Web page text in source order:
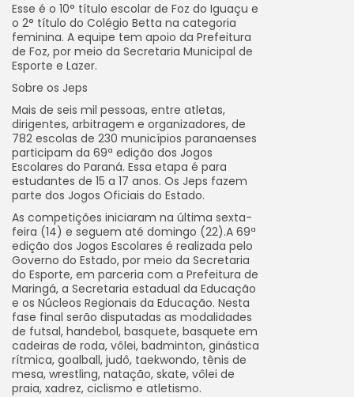
Esse é o 10° título escolar de Foz do Iguaçu e
o 2° título do Colégio Betta na categoria
feminina. A equipe tem apoio da Prefeitura
de Foz, por meio da Secretaria Municipal de
Esporte e Lazer.
Sobre os Jeps
Mais de seis mil pessoas, entre atletas,
dirigentes, arbitragem e organizadores, de
782 escolas de 230 municípios paranaenses
participam da 69ª edição dos Jogos
Escolares do Paraná. Essa etapa é para
estudantes de 15 a 17 anos. Os Jeps fazem
parte dos Jogos Oficiais do Estado.
As competições iniciaram na última sexta-
feira (14) e seguem até domingo (22).A 69ª
edição dos Jogos Escolares é realizada pelo
Governo do Estado, por meio da Secretaria
do Esporte, em parceria com a Prefeitura de
Maringá, a Secretaria estadual da Educação
e os Núcleos Regionais da Educação. Nesta
fase final serão disputadas as modalidades
de futsal, handebol, basquete, basquete em
cadeiras de roda, vôlei, badminton, ginástica
rítmica, goalball, judô, taekwondo, tênis de
mesa, wrestling, natação, skate, vôlei de
praia, xadrez, ciclismo e atletismo.